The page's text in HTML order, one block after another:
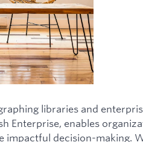
libraries and
Enterprise, enables
impactful decision-making.